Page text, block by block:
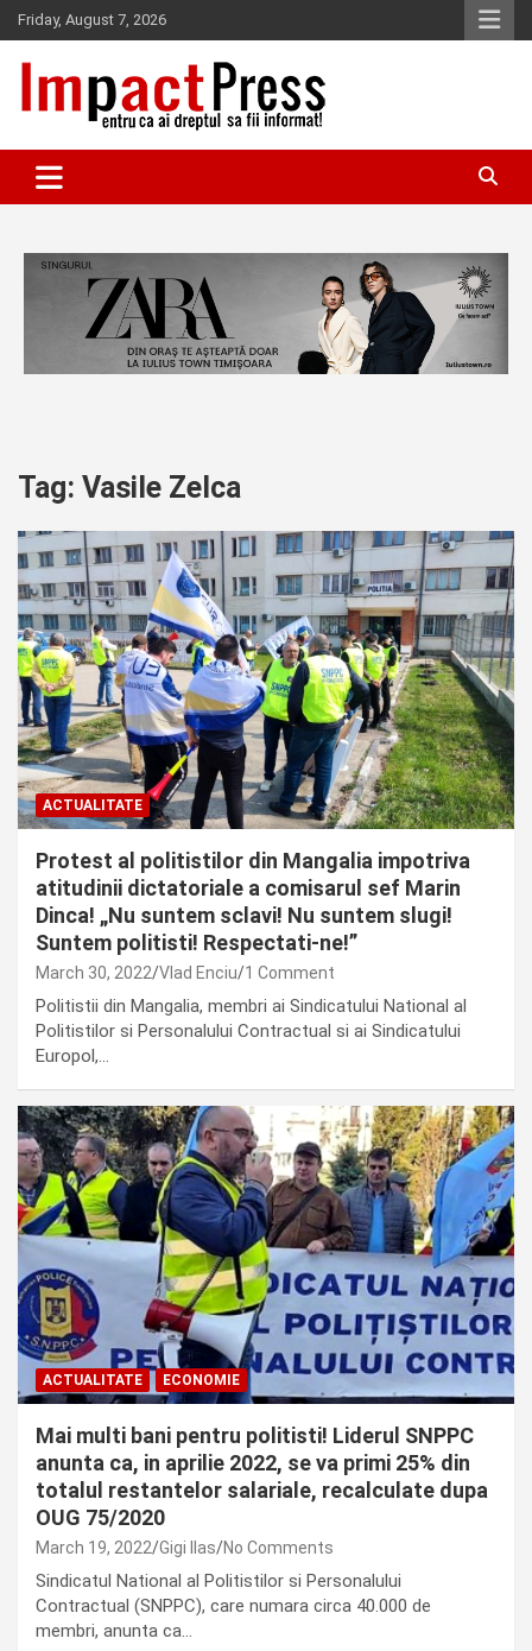
Skip
to
content
Friday, August 7, 2026
IMPACTPRESS
Tag: Vasile Zelca
ACTUALITATE
Protest al politistilor din Mangalia impotriva
atitudinii dictatoriale a comisarul sef Marin
Dinca! „Nu suntem sclavi! Nu suntem slugi!
Suntem politisti! Respectati-ne!”
March 30, 2022 Vlad Enciu 1 Comment
Politistii din Mangalia, membri ai Sindicatului National al
Politistilor si Personalului Contractual si ai Sindicatului
Europol,…
ACTUALITATE ECONOMIE
Mai multi bani pentru politisti! Liderul SNPPC
anunta ca, in aprilie 2022, se va primi 25% din
totalul restantelor salariale, recalculate dupa
OUG 75/2020
March 19, 2022 Gigi Ilas No Comments
Sindicatul National al Politistilor si Personalului
Contractual (SNPPC), care numara circa 40.000 de
membri, anunta ca…